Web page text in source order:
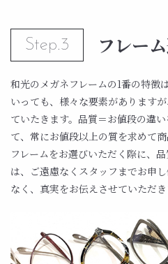
Step.3 フレー
和光のメガネフレームの1番の特徴
いっても、様々な要素があります
ていたきます。品質＝お値段の違
て、常にお値段以上の質を求めて商
フレームをお選びいただく際に、
は、ご遠慮なくスタッフまでお申
なく、真実をお伝えさせていただき